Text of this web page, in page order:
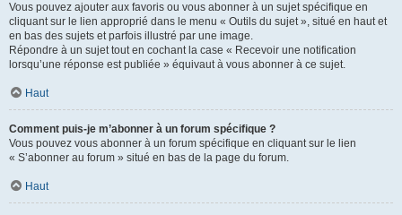
Vous pouvez ajouter aux favoris ou vous abonner à un sujet spécifique en
cliquant sur le lien approprié dans le menu « Outils du sujet », situé en haut et
en bas des sujets et parfois illustré par une image.
Répondre à un sujet tout en cochant la case « Recevoir une notification
lorsqu’une réponse est publiée » équivaut à vous abonner à ce sujet.
Haut
Comment puis-je m’abonner à un forum spécifique ?
Vous pouvez vous abonner à un forum spécifique en cliquant sur le lien
« S’abonner au forum » situé en bas de la page du forum.
Haut